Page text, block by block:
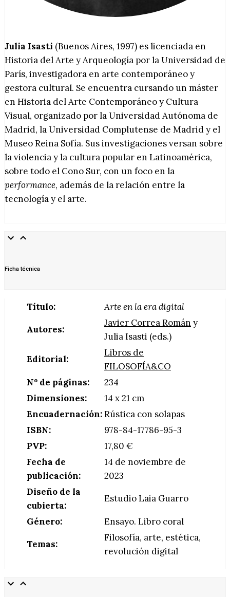
Julia Isasti (Buenos Aires, 1997) es licenciada en
Historia del Arte y Arqueología por la Universidad de
París, investigadora en arte contemporáneo y
gestora cultural. Se encuentra cursando un máster
en Historia del Arte Contemporáneo y Cultura
Visual, organizado por la Universidad Autónoma de
Madrid, la Universidad Complutense de Madrid y el
Museo Reina Sofía. Sus investigaciones versan sobre
la violencia y la cultura popular en Latinoamérica,
sobre todo el Cono Sur, con un foco en la
performance, además de la relación entre la
tecnología y el arte.
Ficha técnica
Título:
Arte en la era digital
Autores:
Javier Correa Román y
Julia Isasti (eds.)
Editorial:
Libros de
FILOSOFÍA&CO
Nº de páginas:
234
Dimensiones:
14 x 21 cm
Encuadernación:Rústica con solapas
ISBN:
978-84-17786-95-3
PVP:
17,80 €
Fecha de
publicación:
14 de noviembre de
2023
Diseño de la
cubierta:
Estudio Laia Guarro
Género:
Ensayo. Libro coral
Temas:
Filosofía, arte, estética,
revolución digital